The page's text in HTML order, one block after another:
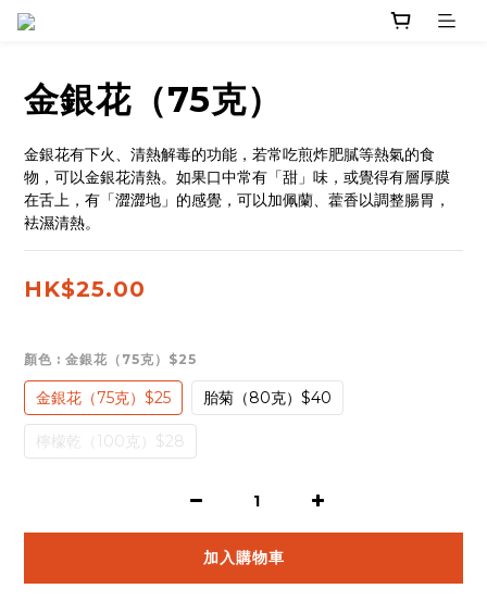
金銀花（75克）
金銀花有下火、清熱解毒的功能，若常吃煎炸肥膩等熱氣的食
物，可以金銀花清熱。如果口中常有「甜」味，或覺得有層厚膜
在舌上，有「澀澀地」的感覺，可以加佩蘭、藿香以調整腸胃，
袪濕清熱。
HK$25.00
顏色 : 金銀花（75克）$25
金銀花（75克）$25 胎菊（80克）$40
檸檬乾（100克）$28
加入購物車